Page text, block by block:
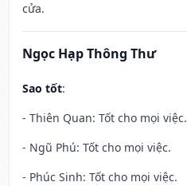
cửa.
Ngọc Hạp Thông Thư
Sao tốt:
- Thiên Quan: Tốt cho mọi việc.
- Ngũ Phú: Tốt cho mọi việc.
- Phúc Sinh: Tốt cho mọi việc.